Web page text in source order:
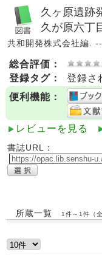
久ヶ原遺跡
久が原六丁
共和開発株式会社編.
総合評価：
登録タグ：
登録さ
便利機能：
レビューを見る
書誌URL：
所蔵一覧 1件～1件（